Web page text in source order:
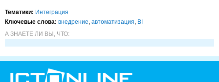
Тематики: Интеграция
Ключевые слова: внедрение, автоматизация, BI
А ЗНАЕТЕ ЛИ ВЫ, ЧТО: